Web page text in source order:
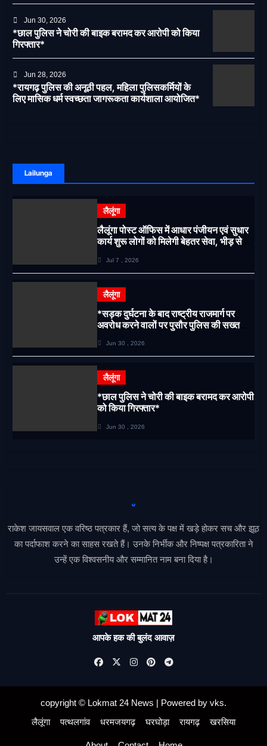
Jun 30, 2026
*छाल पुलिस ने चोरी की बाइक बरामद कर आरोपी को किया
गिरफ्तार*
Jun 28, 2026
*रायगढ़ पुलिस की अनूठी पहल, महिला पुलिसकर्मियों के
लिए मासिक धर्म स्वच्छता जागरूकता कार्यशाला आयोजित*
Lailunga
लैलूंगा
लैलूंगा पोस्ट ऑफिस में आधार पंजीयन एवं सुधार
कार्य शुरू लोगों को मिलेगी बेहतर सेवा, भीड़ से
Jul 7 , 2026
लैलूंगा
*सड़क दुर्घटना के बाद राष्ट्रीय राजमार्ग पर
अवरोध करने वालों पर पुसौर पुलिस की सख्त
Jun 30 , 2026
लैलूंगा
*छाल पुलिस ने चोरी की बाइक बरामद कर आरोपी
को किया गिरफ्तार*
Jun 30 , 2026
राकेश जायसवाल एक वरिष्ठ पत्रकार हैं, जो सत्य के पक्ष में खड़े होकर सच और झूठ
का पर्दाफाश करने का साहस रखते हैं। उनके निर्भीक और निष्पक्ष पत्रकारिता ने
उन्हें एक विश्वसनीय और सम्मानित नाम बना दिया है।
आपके हक की बुलंद आवाज़
copyright © Lokmat 24 News | Powered by vks.
लैलूंगा
पत्थलगांव धरमजयगढ़ घरघोड़ा रायगढ़ खरसिया